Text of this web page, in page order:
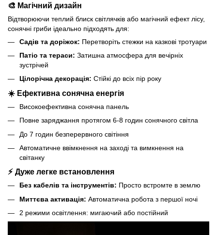
🎨 Магічний дизайн
Відтворюючи теплий блиск світлячків або магічний ефект лісу,
сонячні гриби ідеально підходять для:
Садів та доріжок: Перетворіть стежки на казкові тротуари
Патіо та тераси: Затишна атмосфера для вечірніх
зустрічей
Цілорічна декорація: Стійкі до всіх пір року
☀️ Ефективна сонячна енергія
Високоефективна сонячна панель
Повне заряджання протягом 6-8 годин сонячного світла
До 7 годин безперервного світіння
Автоматичне ввімкнення на заході та вимкнення на
світанку
⚡ Дуже легке встановлення
Без кабелів та інструментів: Просто встромте в землю
Миттєва активація: Автоматична робота з першої ночі
2 режими освітлення: мигаючий або постійний